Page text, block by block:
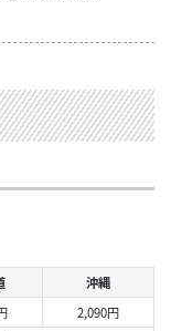
沖縄
2,090円